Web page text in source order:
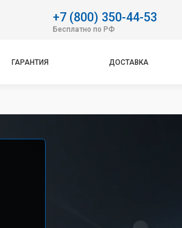
+7 (800) 350-44-53
Бесплатно по РФ
ГАРАНТИЯ ДОСТАВКА